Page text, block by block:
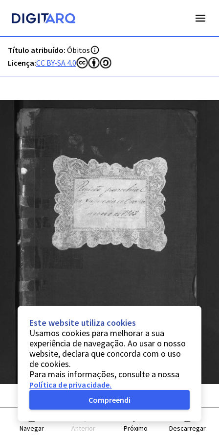
Título atribuído: Óbitos
Licença:CC BY-SA 4.0
Navegar Anterior Próximo Descarregar
Este website utiliza cookies
Usamos cookies para melhorar a sua
experiência de navegação. Ao usar o nosso
website, declara que concorda com o uso
de cookies.
Para mais informações, consulte a nossa
Política de privacidade.
Compreendi